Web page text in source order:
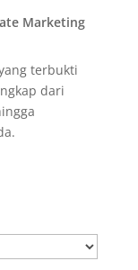
Marketing
terbukti
dari